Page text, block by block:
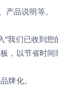
品说明等。
们已收到您
，以节省时间
牌化。